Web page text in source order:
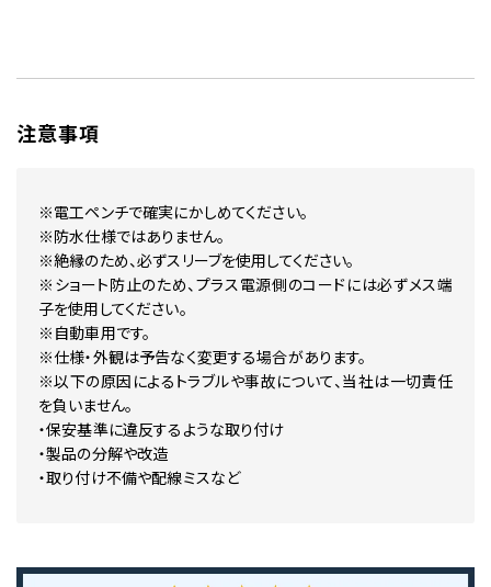
注意事項
※電工ペンチで確実にかしめてください。
※防水仕様ではありません。
※絶縁のため、必ずスリーブを使用してください。
※ショート防止のため、プラス電源側のコードには必ずメス端
子を使用してください。
※自動車用です。
※仕様・外観は予告なく変更する場合があります。
※以下の原因によるトラブルや事故について、当社は一切責任
を負いません。
・保安基準に違反するような取り付け
・製品の分解や改造
・取り付け不備や配線ミスなど